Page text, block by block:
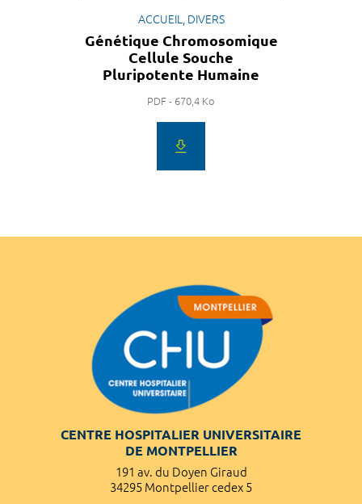
ACCUEIL, DIVERS
Génétique Chromosomique
Cellule Souche
Pluripotente Humaine
PDF - 670,4 Ko
CENTRE HOSPITALIER UNIVERSITAIRE
DE MONTPELLIER
191 av. du Doyen Giraud
34295 Montpellier cedex 5